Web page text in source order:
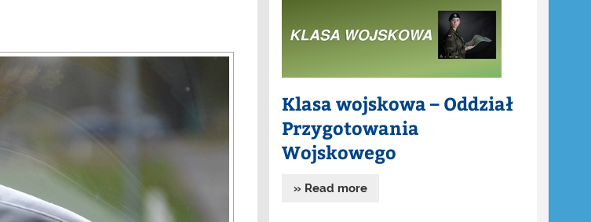
Klasa wojskowa – Oddział
Przygotowania
Wojskowego
» Read more